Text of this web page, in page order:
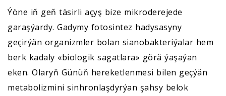
Ýöne iň geň täsirli açyş bize mikroderejede
garaşýardy. Gadymy fotosintez hadysasyny
geçirýän organizmler bolan sianobakteriýalar hem
berk kadaly «biologik sagatlara» görä ýaşaýan
eken. Olaryň Günüň hereketlenmesi bilen geçýän
metabolizmini sinhronlaşdyrýan şahsy belok